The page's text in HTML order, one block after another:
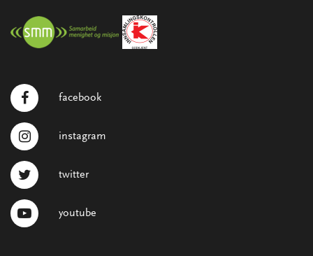
facebook
instagram
twitter
youtube